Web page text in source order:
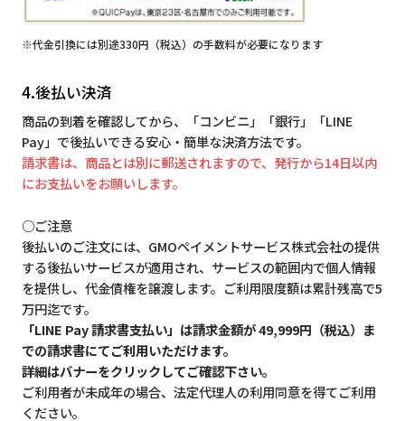
※代金引換には別途330円（税込）の手数料が必要になります
4.後払い決済
商品の到着を確認してから、「コンビニ」「銀行」「LINE
Pay」で後払いできる安心・簡単な決済方法です。
請求書は、商品とは別に郵送されますので、発行から14日以内
にお支払いをお願いします。
○ご注意
後払いのご注文には、GMOペイメントサービス株式会社の提供
する後払いサービスが適用され、サービスの範囲内で個人情報
を提供し、代金債権を譲渡します。ご利用限度額は累計残高で5
万円迄です。
「LINE Pay 請求書支払い」は請求金額が 49,999円（税込）ま
での請求書にてご利用いただけます。
詳細はバナーをクリックしてご確認下さい。
ご利用者が未成年の場合、法定代理人の利用同意を得てご利用
ください。